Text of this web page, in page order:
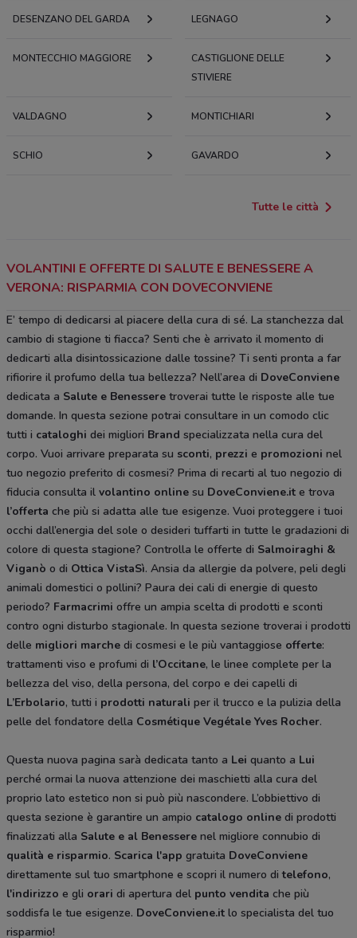
DESENZANO DEL GARDA LEGNAGO
MONTECCHIO MAGGIORE
CASTIGLIONE DELLE
STIVIERE
VALDAGNO MONTICHIARI
SCHIO GAVARDO
Tutte le città
VOLANTINI E OFFERTE DI SALUTE E BENESSERE A
VERONA: RISPARMIA CON DOVECONVIENE
E’ tempo di dedicarsi al piacere della cura di sé. La stanchezza dal
cambio di stagione ti fiacca? Senti che è arrivato il momento di
dedicarti alla disintossicazione dalle tossine? Ti senti pronta a far
rifiorire il profumo della tua bellezza? Nell’area di DoveConviene
dedicata a Salute e Benessere troverai tutte le risposte alle tue
domande. In questa sezione potrai consultare in un comodo clic
tutti i cataloghi dei migliori Brand specializzata nella cura del
corpo. Vuoi arrivare preparata su sconti, prezzi e promozioni nel
tuo negozio preferito di cosmesi? Prima di recarti al tuo negozio di
fiducia consulta il volantino online su DoveConviene.it e trova
l’offerta che più si adatta alle tue esigenze. Vuoi proteggere i tuoi
occhi dall’energia del sole o desideri tuffarti in tutte le gradazioni di
colore di questa stagione? Controlla le offerte di Salmoiraghi &
Viganò o di Ottica VistaSì. Ansia da allergie da polvere, peli degli
animali domestici o pollini? Paura dei cali di energie di questo
periodo? Farmacrimi offre un ampia scelta di prodotti e sconti
contro ogni disturbo stagionale. In questa sezione troverai i prodotti
delle migliori marche di cosmesi e le più vantaggiose offerte:
trattamenti viso e profumi di l’Occitane, le linee complete per la
bellezza del viso, della persona, del corpo e dei capelli di
L’Erbolario, tutti i prodotti naturali per il trucco e la pulizia della
pelle del fondatore della Cosmétique Vegétale Yves Rocher.
Questa nuova pagina sarà dedicata tanto a Lei quanto a Lui
perché ormai la nuova attenzione dei maschietti alla cura del
proprio lato estetico non si può più nascondere. L’obbiettivo di
questa sezione è garantire un ampio catalogo online di prodotti
finalizzati alla Salute e al Benessere nel migliore connubio di
qualità e risparmio. Scarica l'app gratuita DoveConviene
direttamente sul tuo smartphone e scopri il numero ditelefono,
l'indirizzo e gli orari di apertura del punto vendita che più
soddisfa le tue esigenze. DoveConviene.it lo specialista del tuo
risparmio!